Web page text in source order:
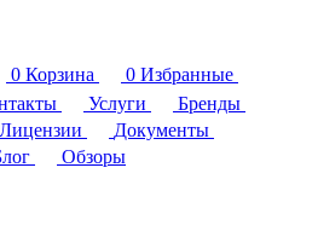
0 Корзина 0 Избранные
Услуги
Бренды
Лицензии
Документы
Обзоры